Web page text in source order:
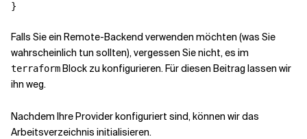
}
Falls Sie ein Remote-Backend verwenden möchten (was Sie
wahrscheinlich tun sollten), vergessen Sie nicht, es im
terraformBlock zu konfigurieren. Für diesen Beitrag lassen wir
ihn weg.
Nachdem Ihre Provider konfiguriert sind, können wir das
Arbeitsverzeichnis initialisieren.